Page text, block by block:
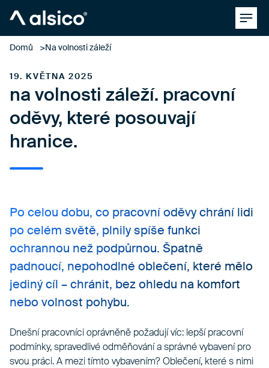
Domů Na volnosti záleží
19. KVĚTNA 2025
na volnosti záleží. pracovní
oděvy, které posouvají
hranice.
Po celou dobu, co pracovní oděvy chrání lidi
po celém světě, plnily spíše funkci
ochrannou než podpůrnou. Špatně
padnoucí, nepohodlné oblečení, které mělo
jediný cíl – chránit, bez ohledu na komfort
nebo volnost pohybu.
Dnešní pracovníci oprávněně požadují víc: lepší pracovní
podmínky, spravedlivé odměňování a správné vybavení pro
svou práci. A mezi tímto vybavením? Oblečení, které s nimi